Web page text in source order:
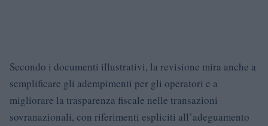
Secondo i documenti illustrativi, la revisione mira anche a
semplificare gli adempimenti per gli operatori e a
migliorare la trasparenza fiscale nelle transazioni
sovranazionali, con riferimenti espliciti all’adeguamento